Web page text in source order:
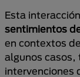
Esta
sentimientos
en contextos
algunos casos,
intervenciones